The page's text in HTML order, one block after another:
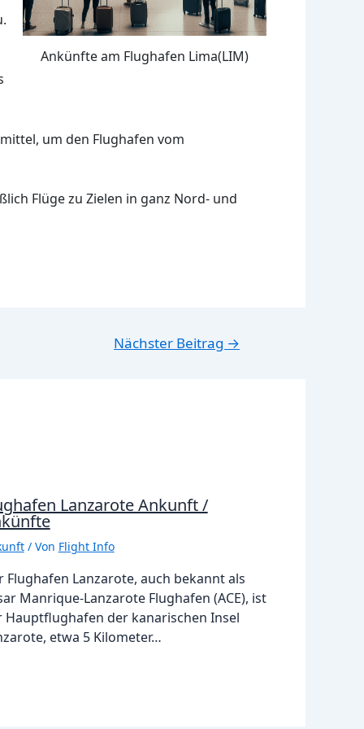
Ankünfte am Flughafen Lima(LIM)
um den Flughafen vom
Flüge zu Zielen in ganz Nord- und
Nächster Beitrag →
Lanzarote Ankunft /
/ Von Flight Info
Flughafen Lanzarote, auch bekannt als
Manrique-Lanzarote Flughafen (ACE), ist
Hauptflughafen der kanarischen Insel
etwa 5 Kilometer…